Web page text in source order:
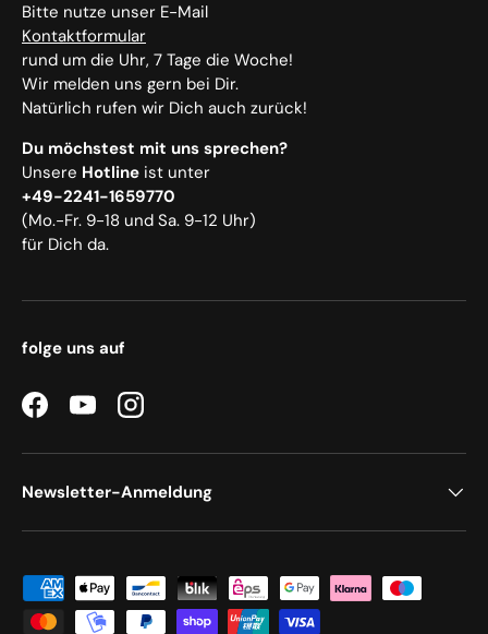
Bitte nutze unser E-Mail
Kontaktformular
rund um die Uhr, 7 Tage die Woche!
Wir melden uns gern bei Dir.
Natürlich rufen wir Dich auch zurück!
Du möchstest mit uns sprechen?
Unsere Hotline ist unter
+49-2241-1659770
(Mo.-Fr. 9-18 und Sa. 9-12 Uhr)
für Dich da.
folge uns auf
FacebookYouTubeInstagram
Newsletter-Anmeldung
Zahlungsmethoden